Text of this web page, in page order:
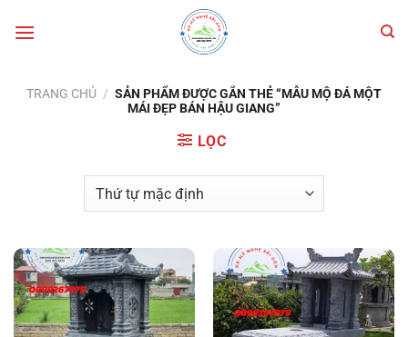
qua
TRANG CHỦ / SẢN PHẨM ĐƯỢC GẮN THẺ “MẪU MỘ ĐÁ MỘT
MÁI ĐẸP BÁN HẬU GIANG”
LỌC